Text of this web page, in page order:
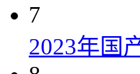
7
2023年国